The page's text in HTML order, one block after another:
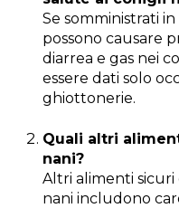
Se somministrati
possono causare
diarrea e gas nei
essere dati solo
ghiottonerie.
Quali altri
nani?
Altri alimenti
nani includono